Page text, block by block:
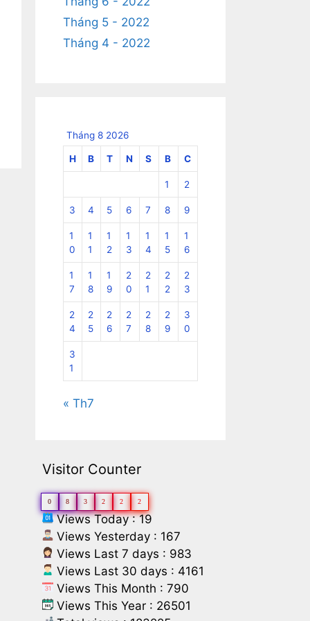
Tháng 5 - 2022
Tháng 4 - 2022
Tháng 8 2026
H B T N S B C
1 2
3 4 5 6 7 8 9
1
0
1
1
1
2
1
3
1
4
1
5
1
6
1
7
1
8
1
9
2
0
2
1
2
2
2
3
2
4
2
5
2
6
2
7
2
8
2
9
3
0
3
1
« Th7
Visitor Counter
0 8 3 2 2 2
Views Today : 19
Views Yesterday : 167
Views Last 7 days : 983
Views Last 30 days : 4161
Views This Month : 790
Views This Year : 26501